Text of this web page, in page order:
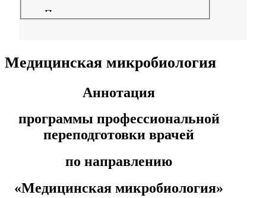
Правовые дисциплины в
Управленческие дисциплины в
Здравоохранение и медицинские
науки
Медицинская микробиология
Аннотация
программы профессиональной
переподготовки врачей
по направлению
«Медицинская микробиология»